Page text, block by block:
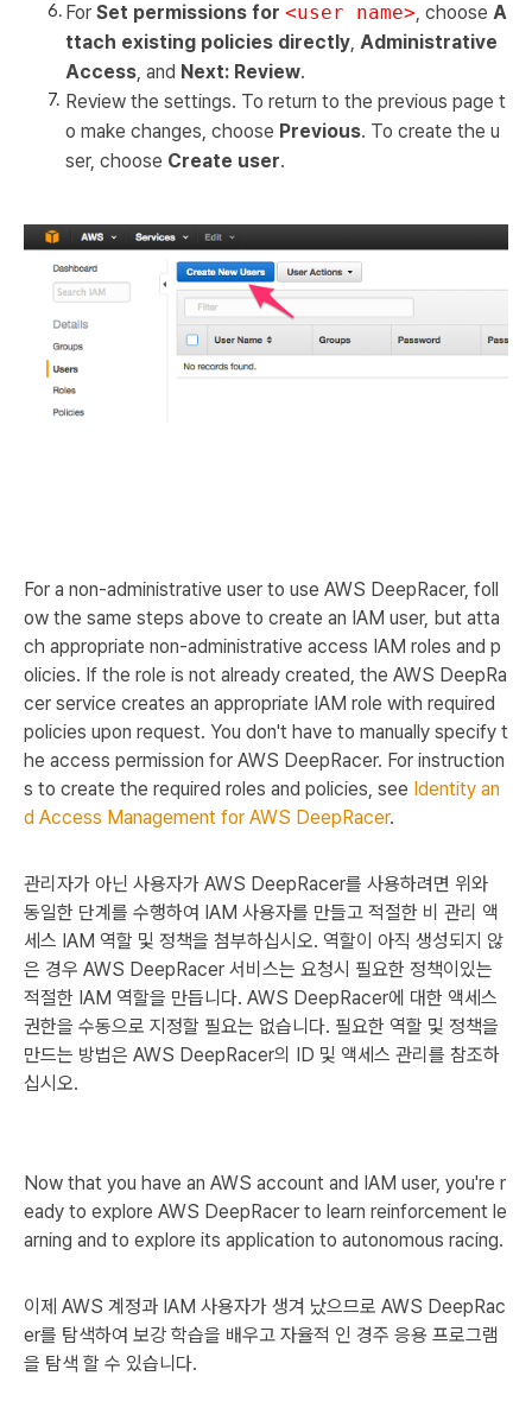
For Set permissions for <user name>, choose A
ttach existing policies directly, Administrative
Access, and Next: Review.
Review the settings. To return to the previous page t
o make changes, choose Previous. To create the u
ser, choose Create user.
For a non-administrative user to use AWS DeepRacer, foll
ow the same steps above to create an IAM user, but atta
ch appropriate non-administrative access IAM roles and p
olicies. If the role is not already created, the AWS DeepRa
cer service creates an appropriate IAM role with required
policies upon request. You don't have to manually specify t
he access permission for AWS DeepRacer. For instruction
s to create the required roles and policies, see Identity an
d Access Management for AWS DeepRacer.
관리자가 아닌 사용자가 AWS DeepRacer를 사용하려면 위와
동일한 단계를 수행하여 IAM 사용자를 만들고 적절한 비 관리 액
세스 IAM 역할 및 정책을 첨부하십시오. 역할이 아직 생성되지 않
은 경우 AWS DeepRacer 서비스는 요청시 필요한 정책이있는
적절한 IAM 역할을 만듭니다. AWS DeepRacer에 대한 액세스
권한을 수동으로 지정할 필요는 없습니다. 필요한 역할 및 정책을
만드는 방법은 AWS DeepRacer의 ID 및 액세스 관리를 참조하
십시오.
Now that you have an AWS account and IAM user, you're r
eady to explore AWS DeepRacer to learn reinforcement le
arning and to explore its application to autonomous racing.
이제 AWS 계정과 IAM 사용자가 생겨 났으므로 AWS DeepRac
er를 탐색하여 보강 학습을 배우고 자율적 인 경주 응용 프로그램
을 탐색 할 수 있습니다.